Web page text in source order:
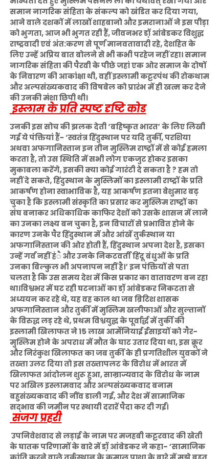
समान नागरिक संहिता के संकल्प को खंडित कर दिया गया,
आने वाले दशकों में लाखों शाहबानो और इमरानाओं ने इस पीड़ा
को भुगता, आज भी भुगत रही हैं, जीवनभर डॉ़ आंबेडकर विशुद्घ
राष्ट्रवादी एवं अंत:करण से पूर्ण मानवतावादी रहे, देशहित के
लिए उन्हें अप्रिय बात बोलने से भी कभी परहेज नहीं रहा। समान
नागरिक संहिता की पैरवी के पीछे जहां एक ओर समाज के दोषों
के निवारण की आकांक्षा थी, वहीं इस्लामी कट्टरपंथ की रोकथाम
और अल्पसंख्यकवाद की विषबेल को प्रारंभ में ही खत्म कर देने
की उनकी मंशा छिपी थी।
इस्लाम के प्रति स्पष्ट दृष्टि कोड
उनकी इस सोच की झलक देती ‘बहिष्कृत भारत’ के लिए लिखी
गई ये पंक्तियां हैं- ‘स्वतंत्र हिंदुस्थान पर यदि तुर्की, परशिया
अथवा अफगानिस्तान इन तीन मुस्लिम राष्ट्रों में से कोई हमला
करता है, तो उस स्थिति में सभी लोग एकजुट होकर इसका
मुकाबला करेंगे, इसकी क्या कोई गारंटी दे सकता है ? हम तो
नहीं दे सकते, हिंदुस्थान के मुस्लिमों का इस्लामी राष्ट्रों के प्रति
आकर्षण होना स्वाभाविक है, यह आकर्षण इतना बेशुमार बढ़
चुका है कि इस्लामी संस्कृति का प्रसार कर मुस्लिम राष्ट्रों का
संघ बनाकर अधिकाधिक काफिर देशों को उसके शासन में लाने
का उनका लक्ष्य बन चुका है, इन विचारों से प्रभावित होने के
कारण उनके पैर हिंदुस्थान में और आंखें तुर्कस्थान या
अफगानिस्तान की ओर होती हैं, हिंदुस्थान अपना देश है, इसका
उन्हें गर्व नहीं हंै और उनके निकटवर्ती हिंदू बंधुओं के प्रति
उनका बिल्कुल भी अपनापन नहीं है।’ इन पंक्तियों से पता
चलता है कि उस समय देश में किस प्रकार का वातावरण बन रहा
था।विश्वभर में घट रही घटनाओं का डॉ़ आंबेडकर निकटता से
अध्ययन कर रहे थे, यह वह काल था जब ब्रिटिश शासक
अफगानिस्तान और तुर्की में मुस्लिम खलीफाओं और सुल्तानों
के विरुद्ध लड़ रहे थे, प्रथम विश्वयुद्घ के पूर्वार्द्ध में तुर्की की
इस्लामी खिलाफत ने 15 लाख आर्मेनियाई ईसाइयों को गैर-
मुस्लिम होने के अपराध में मौत के घाट उतार दिया था, इस क्रूर
और निरंकुश खिलाफत का जब तुर्की के ही प्रगतिशील युवकों ने
तख्ता उलट दिया तो इस तख्तापलट के विरोध में भारत में
खिलाफत आंदोलन शुरू हुआ, साम्राज्यवाद के विरोध के नाम
पर अखिल इस्लामवाद और अल्पसंख्यकवाद बनाम
बहुसंख्यकवाद की नींव डाली गई, और देश में सामाजिक
सद्भाव की जमीन पर स्थायी दरारें पैदा कर दी गईं।
सजग प्रहरी
उपनिवेशवाद से लड़ाई के नाम पर मजहबी कट्टरवाद की खेती
के घातक परिणामों के बारे में डॉ़ आंबेडकर ने कहा- ‘सामाजिक